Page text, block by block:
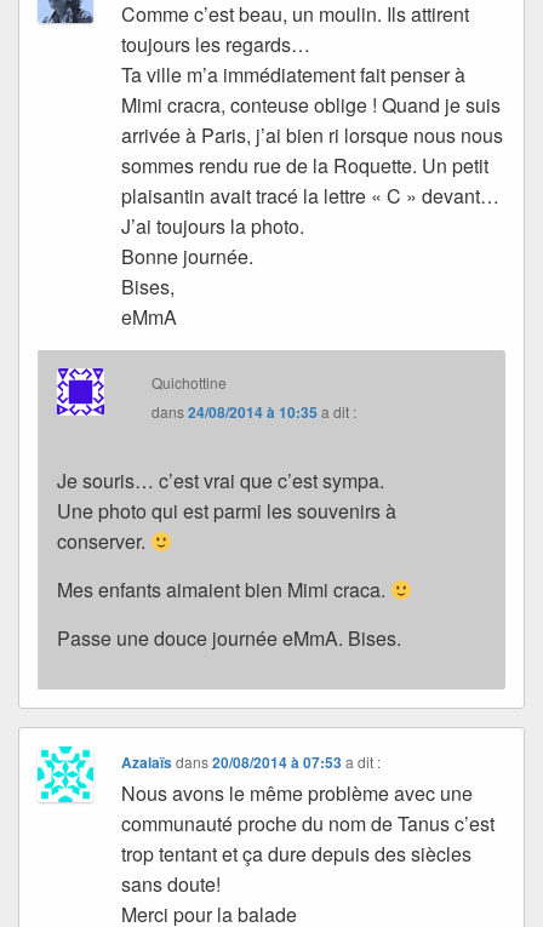
Comme c’est beau, un moulin. Ils attirent
toujours les regards…
Ta ville m’a immédiatement fait penser à
Mimi cracra, conteuse oblige ! Quand je suis
arrivée à Paris, j’ai bien ri lorsque nous nous
sommes rendu rue de la Roquette. Un petit
plaisantin avait tracé la lettre « C » devant…
J’ai toujours la photo.
Bonne journée.
Bises,
eMmA
Quichottine
dans24/08/2014 à 10:35 a dit :
Je souris… c’est vrai que c’est sympa.
Une photo qui est parmi les souvenirs à
conserver.
Mes enfants aimaient bien Mimi craca.
Passe une douce journée eMmA. Bises.
Azalaïsdans20/08/2014 à 07:53 a dit :
Nous avons le même problème avec une
communauté proche du nom de Tanus c’est
trop tentant et ça dure depuis des siècles
sans doute!
Merci pour la balade